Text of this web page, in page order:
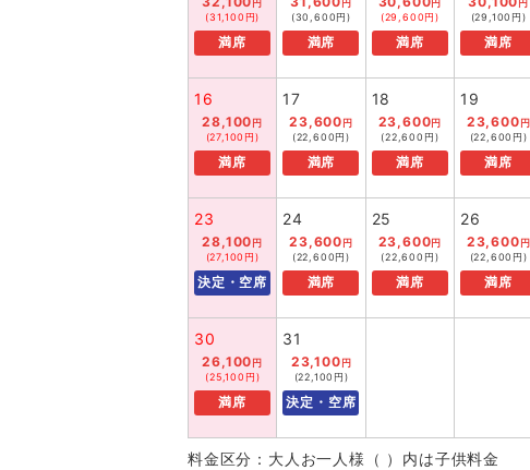
円
(31,100円)
満席
円
(30,600円)
満席
円
(29,600円)
満席
円
(29,100円)
満席
16
28,100 円
(27,100円)
満席
17
23,600 円
(22,600円)
満席
18
23,600円
(22,600円)
満席
19
23,600 円
(22,600円)
満席
23
28,100 円
(27,100円)
決定・空席
24
23,600 円
(22,600円)
満席
25
23,600円
(22,600円)
満席
26
23,600 円
(22,600円)
満席
30
26,100 円
(25,100円)
満席
31
23,100 円
(22,100円)
決定・空席
料金区分：大人お一人様（ ）内は子供料金